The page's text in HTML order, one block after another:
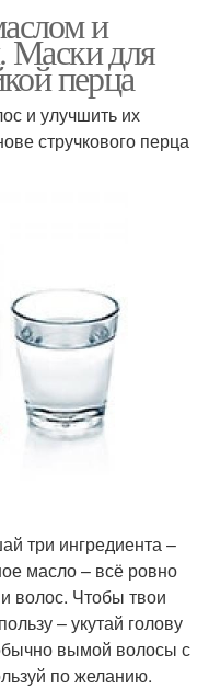
и
Маски для
перца
и улучшить их
стручкового перца
три ингредиента –
масло – всё ровно
волос. Чтобы твои
– укутай голову
вымой волосы с
по желанию.